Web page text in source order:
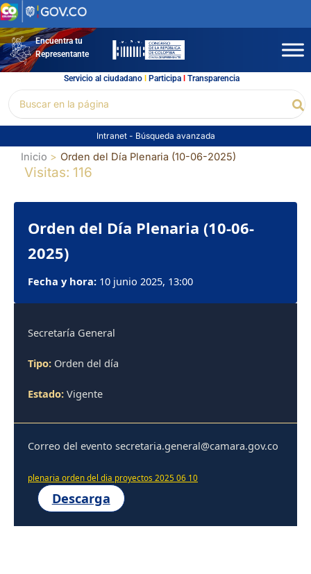
Ir
al
contenidoEncuentra tu
Representante
Servicio al ciudadano l Participal Transparencia
por:
Intranet - Búsqueda avanzada
Inicio Orden del Día Plenaria (10-06-2025)
Visitas: 116
Orden del Día Plenaria (10-06-
2025)
Fecha y hora: 10 junio 2025, 13:00
Secretaría General
Tipo: Orden del día
Estado: Vigente
Correo del evento secretaria.general@camara.gov.co
plenaria orden del dia proyectos 2025 06 10
Descarga